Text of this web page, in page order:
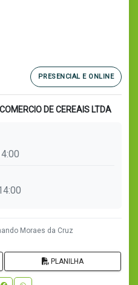
PRESENCIAL E ONLINE
DE CEREAIS LTDA
Moraes da Cruz
PLANILHA